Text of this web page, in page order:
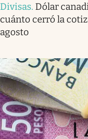
Divisas. Dólar
cuánto cerró la
agosto